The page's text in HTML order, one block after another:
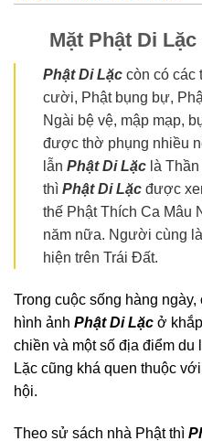
Mặt Phật Di Lặc
Phật Di Lặc còn có các
cười, Phật bụng bự,
Ngài bệ vệ, mập mạp,
được thờ phụng nhiều
lẫn Phật Di Lặc là
thì Phật Di Lặc được
thế Phật Thích Ca Mâu
năm nữa. Người cùng
hiện trên Trái Đất.
Trong cuộc sống hàng
hình ảnh Phật Di Lặc ở
chiền và một số địa điểm
Lặc cũng khá quen thuộc
hội.
Theo sử sách nhà Phật thì